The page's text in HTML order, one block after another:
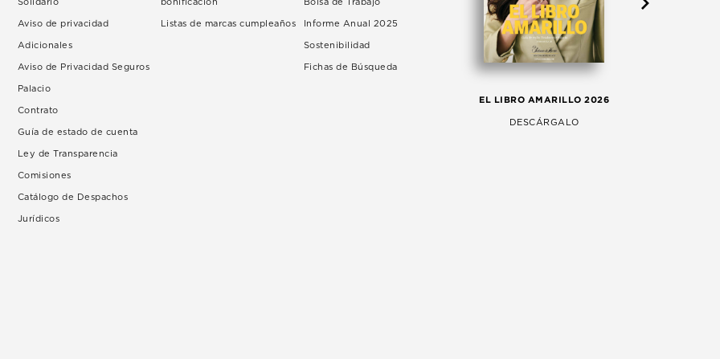
Solidario
Aviso de privacidad
Adicionales
Aviso de Privacidad Seguros
Palacio
Contrato
Guía de estado de cuenta
Ley de Transparencia
Comisiones
Catálogo de Despachos
Jurídicos
bonificación
Listas de marcas cumpleaños
Bolsa de Trabajo
Informe Anual 2025
Sostenibilidad
Fichas de Búsqueda
EL LIBRO AMARILLO 2026
DESCÁRGALO